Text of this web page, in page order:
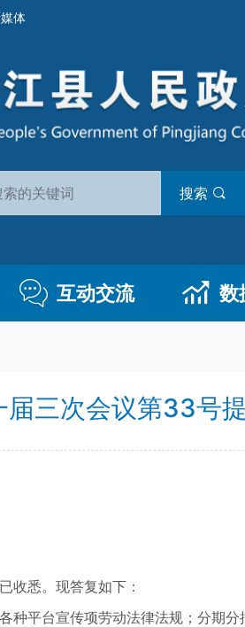
体
搜索
互动交流 数
届三次会议第33号
悉。现答复如下：
台宣传项劳动法律法规；分期分